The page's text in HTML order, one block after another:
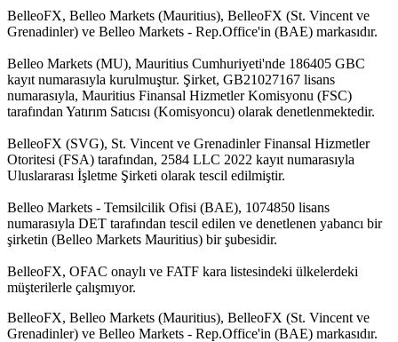
BelleoFX, Belleo Markets (Mauritius), BelleoFX (St. Vincent ve
Grenadinler) ve Belleo Markets - Rep.Office'in (BAE) markasıdır.
Belleo Markets (MU), Mauritius Cumhuriyeti'nde 186405 GBC
kayıt numarasıyla kurulmuştur. Şirket, GB21027167 lisans
numarasıyla, Mauritius Finansal Hizmetler Komisyonu (FSC)
tarafından Yatırım Satıcısı (Komisyoncu) olarak denetlenmektedir.
BelleoFX (SVG), St. Vincent ve Grenadinler Finansal Hizmetler
Otoritesi (FSA) tarafından, 2584 LLC 2022 kayıt numarasıyla
Uluslararası İşletme Şirketi olarak tescil edilmiştir.
Belleo Markets - Temsilcilik Ofisi (BAE), 1074850 lisans
numarasıyla DET tarafından tescil edilen ve denetlenen yabancı bir
şirketin (Belleo Markets Mauritius) bir şubesidir.
BelleoFX, OFAC onaylı ve FATF kara listesindeki ülkelerdeki
müşterilerle çalışmıyor.
BelleoFX, Belleo Markets (Mauritius), BelleoFX (St. Vincent ve
Grenadinler) ve Belleo Markets - Rep.Office'in (BAE) markasıdır.